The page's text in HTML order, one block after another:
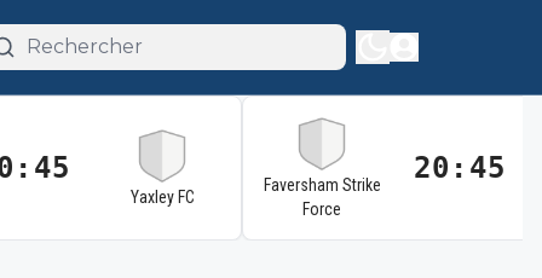
Yaxley FC
Faversham Strike
Force
20:45